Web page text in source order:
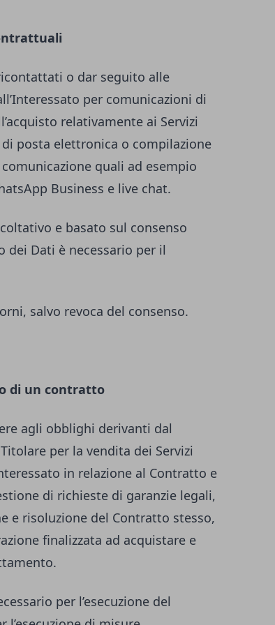
o dar seguito alle
per comunicazioni di
relativamente ai Servizi
posta elettronica o compilazione
quali ad esempio
Business e live chat.
e basato sul consenso
dei Dati è necessario per il
salvo revoca del consenso.
di un contratto
agli obblighi derivanti dal
per la vendita dei Servizi
in relazione al Contratto e
di richieste di garanzie legali,
e risoluzione del Contratto stesso,
finalizzata ad acquistare e
per l’esecuzione del